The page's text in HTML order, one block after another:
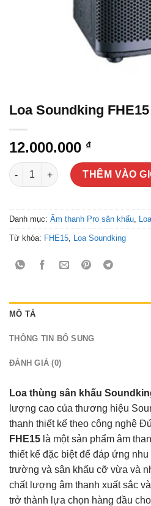
Loa Soundking FHE15
12.000.000 ₫
Loa Soundking FHE15 số lượng
THÊM VÀO
Danh mục: Âm thanh Pro sân khấu
Từ khóa: FHE15 Loa Soundking
MÔ TẢ
THÔNG TIN BỔ SUNG
ĐÁNH GIÁ (0)
Loa thùng sân khấu
lượng cao của thương hiệu
thanh thiết kế theo công nghệ
FHE15 là một sản phẩm âm
thiết kế đặc biệt để đáp ứng
trường và sân khấu cỡ vừa và
chất lượng âm thanh xuất sắc
trở thành lựa chọn hàng đầu